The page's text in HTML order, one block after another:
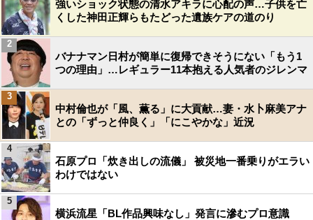
強いショック状態の清水アキラに心配の声…子供を亡
くした神田正輝らもたどった遺族ケアの道のり
バナナマン日村が簡単に復帰できそうにない「もう1
つの理由」…レギュラー11本抱える人気者のジレンマ
2
中村倫也が「風、薫る」に大貢献…妻・水卜麻美アナ
との「ずっと仲良く」「にこやかな」近況
3
石原プロ「炊き出しの流儀」 被災地一番乗りがエラい
わけではない
4
横浜流星「BL作品興味なし」発言に滲むプロ意識
5